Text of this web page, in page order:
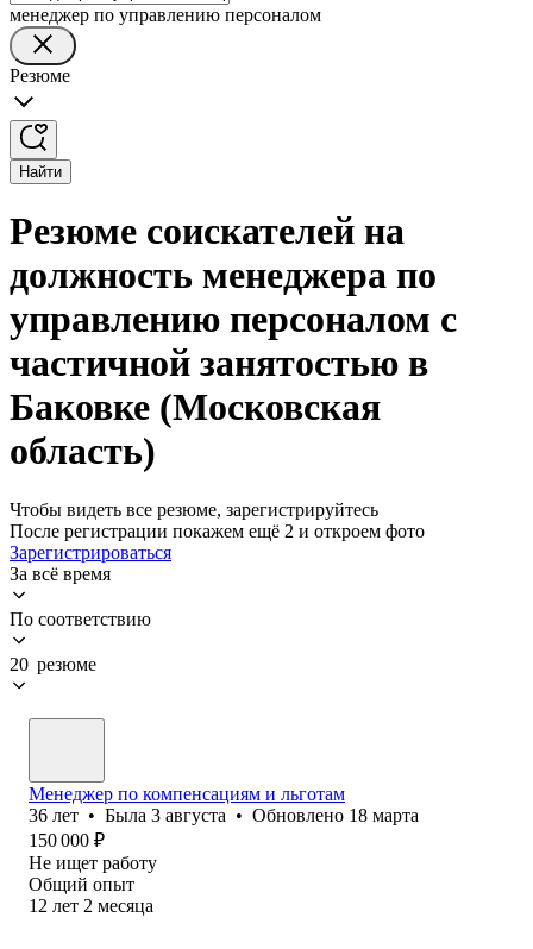
менеджер по управлению персоналом
Резюме
Найти
Резюме соискателей на
должность менеджера по
управлению персоналом с
частичной занятостью в
Баковке (Московская
область)
Чтобы видеть все резюме, зарегистрируйтесь
После регистрации покажем ещё 2 и откроем фото
Зарегистрироваться
За всё время
По соответствию
20 резюме
Менеджер по компенсациям и льготам
36 лет • Была 3 августа • Обновлено 18 марта
150 000 ₽
Не ищет работу
Общий опыт
12 лет 2 месяца